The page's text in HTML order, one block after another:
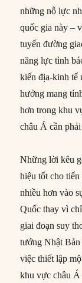
những nỗ lực
quốc gia này –
tuyến đường
năng lực tình
kiến địa-kinh tế
hưởng mang
hơn trong khu
châu Á cần
Những lời kêu
hiệu tốt cho
nhiều hơn vào
Quốc thay vì
giai đoạn suy
tướng Nhật
việc thiết lập
khu vực châu